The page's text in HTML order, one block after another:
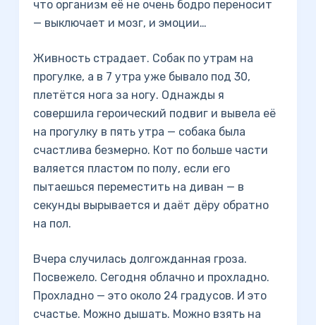
что организм её не очень бодро переносит
— выключает и мозг, и эмоции…
Живность страдает. Собак по утрам на
прогулке, а в 7 утра уже бывало под 30,
плетётся нога за ногу. Однажды я
совершила героический подвиг и вывела её
на прогулку в пять утра — собака была
счастлива безмерно. Кот по больше части
валяется пластом по полу, если его
пытаешься переместить на диван — в
секунды вырывается и даёт дёру обратно
на пол.
Вчера случилась долгожданная гроза.
Посвежело. Сегодня облачно и прохладно.
Прохладно — это около 24 градусов. И это
счастье. Можно дышать. Можно взять на